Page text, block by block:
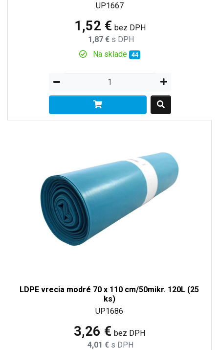
UP1667
1,52 € bez DPH
1,87 € s DPH
Na sklade
44
LDPE vrecia modré 70 x 110 cm/50mikr. 120L (25
ks)
UP1686
3,26 € bez DPH
4,01 € s DPH